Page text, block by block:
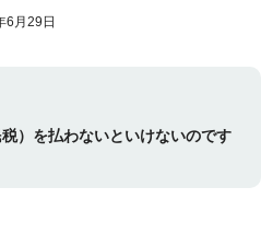
月29日
）を払わないといけないのです